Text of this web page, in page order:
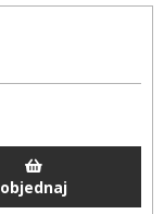
objednaj